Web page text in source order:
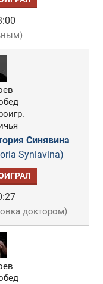
)
Синявина
Syniavina)
доктором)